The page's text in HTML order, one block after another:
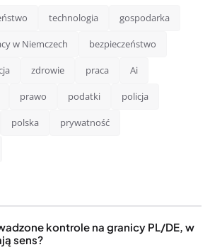
technologia gospodarka
w Niemczech bezpieczeństwo
zdrowie praca Ai
prawo podatki policja
polska prywatność
kontrole na granicy PL/DE, w
sens?